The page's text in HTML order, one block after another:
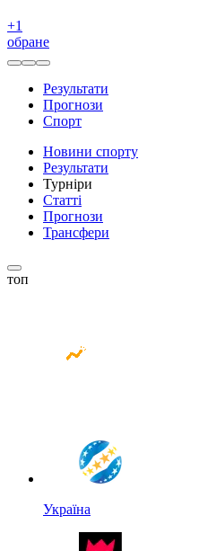
+1
обране
Результати
Прогнози
Спорт
Новини спорту
Результати
Турніри
Статті
Прогнози
Трансфери
топ
Україна